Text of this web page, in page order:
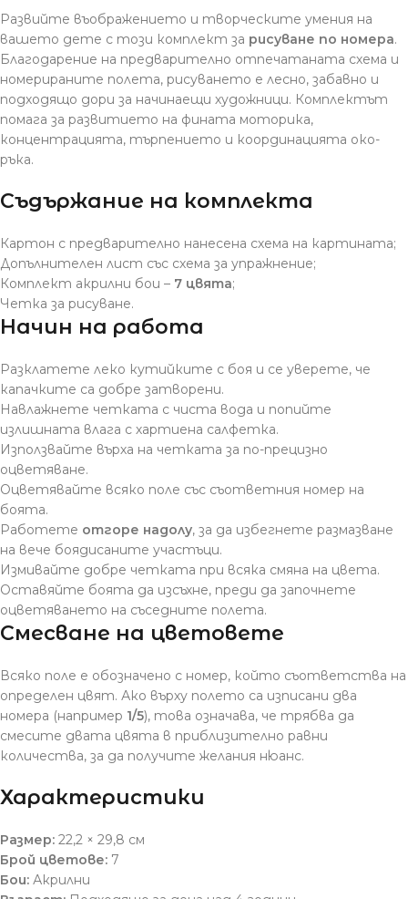
Развийте въображението и творческите умения на
вашето дете с този комплект за рисуване по номера.
Благодарение на предварително отпечатаната схема и
номерираните полета, рисуването е лесно, забавно и
подходящо дори за начинаещи художници. Комплектът
помага за развитието на фината моторика,
концентрацията, търпението и координацията око-
ръка.
Съдържание на комплекта
Картон с предварително нанесена схема на картината;
Допълнителен лист със схема за упражнение;
Комплект акрилни бои – 7 цвята;
Четка за рисуване.
Начин на работа
Разклатете леко кутийките с боя и се уверете, че
капачките са добре затворени.
Навлажнете четката с чиста вода и попийте
излишната влага с хартиена салфетка.
Използвайте върха на четката за по-прецизно
оцветяване.
Оцветявайте всяко поле със съответния номер на
боята.
Работете отгоре надолу, за да избегнете размазване
на вече боядисаните участъци.
Измивайте добре четката при всяка смяна на цвета.
Оставяйте боята да изсъхне, преди да започнете
оцветяването на съседните полета.
Смесване на цветовете
Всяко поле е обозначено с номер, който съответства на
определен цвят. Ако върху полето са изписани два
номера (например 1/5), това означава, че трябва да
смесите двата цвята в приблизително равни
количества, за да получите желания нюанс.
Характеристики
Размер: 22,2 × 29,8 см
Брой цветове: 7
Бои: Акрилни